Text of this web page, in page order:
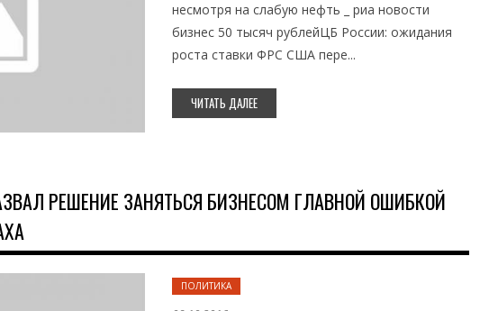
несмотря на слабую нефть _ риа новости
бизнес 50 тысяч рублейЦБ России: ожидания
роста ставки ФРС США пере...
ЧИТАТЬ ДАЛЕЕ
РЕШЕНИЕ ЗАНЯТЬСЯ БИЗНЕСОМ ГЛАВНОЙ ОШИБКОЙ
ПОЛИТИКА